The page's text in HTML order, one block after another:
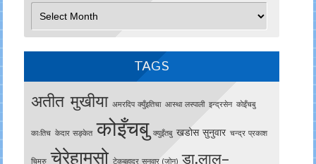
TAGS
अतीत मुखीया अमरदिप क्युँइतिचा आस्था लस्पाली इन्द्रसेन काेइँचबु
काःतिच केदार सङ्केत कोइँचबु क्युइँतबु खडोस सुनुवार चन्द्र प्रकाश
चिमरु चेरेहामसो टेकबहादुर सुनुवार (जोन) डा.लाल–